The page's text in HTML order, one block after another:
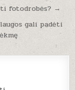
fotodrobės? →
gali padėti